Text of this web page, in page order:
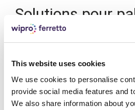
This website uses cookies
We use cookies to personalise
provide social media features and
We also share information about
Solutions pour
Solutions pour
produits en vrac